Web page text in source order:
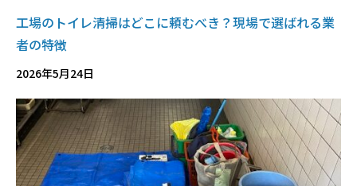
工場のトイレ清掃はどこに頼むべき？現場で選ばれる業
者の特徴
2026年5月24日